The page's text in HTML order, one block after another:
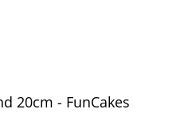
20cm - FunCakes